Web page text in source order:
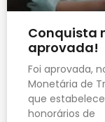
Conquista
aprovada!
Foi aprovada,
Monetária de
que
honorários de